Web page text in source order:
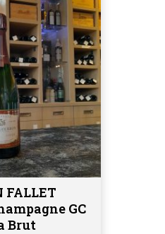
au panier
FALLET
GC
Brut